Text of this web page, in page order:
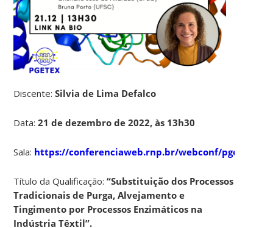
Discente:Silvia de Lima Defalco
Data: 21 de dezembro de 2022, às 13h30
Sala: https://conferenciaweb.rnp.br/webconf/pgetex
Título da Qualificação: “Substituição dos Processos
Tradicionais de Purga, Alvejamento e
Tingimento por Processos Enzimáticos na
Indústria Têxtil”.